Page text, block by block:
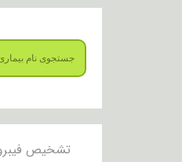
تشخیص